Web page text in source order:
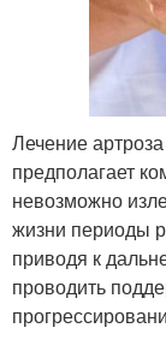
Лечение
предполагает
невозможно
жизни периоды
приводя к
проводить